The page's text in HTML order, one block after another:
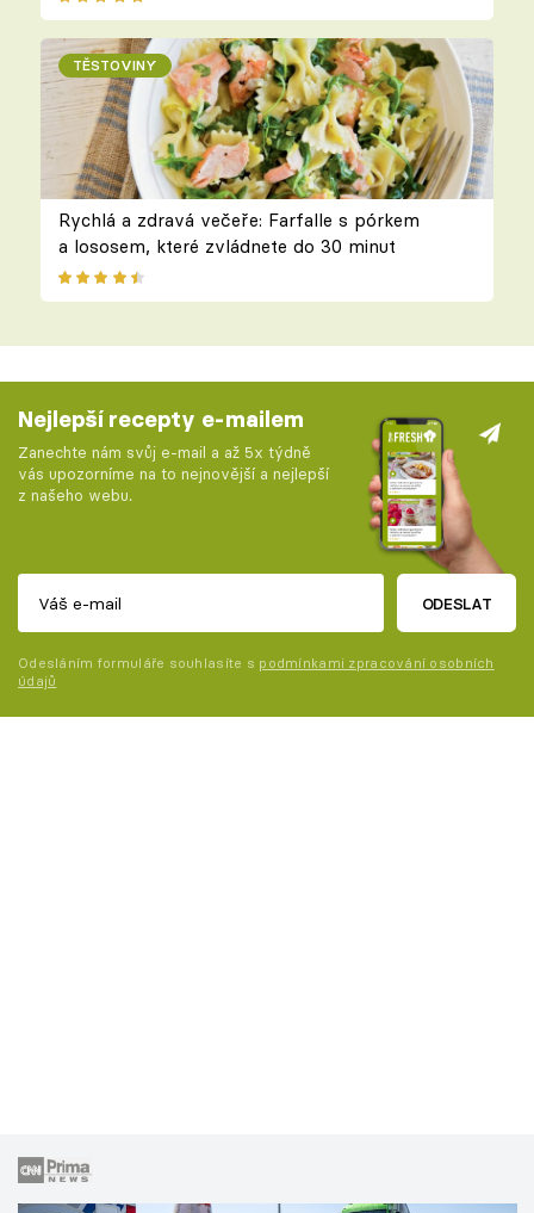
TĚSTOVINY
Rychlá a zdravá večeře: Farfalle s pórkem
a lososem, které zvládnete do 30 minut
Nejlepší recepty e-mailem
Zanechte nám svůj e-mail a až 5x týdně
vás upozorníme na to nejnovější a nejlepší
z našeho webu.
ODESLAT
Odesláním formuláře souhlasíte s podmínkami zpracování osobních
údajů